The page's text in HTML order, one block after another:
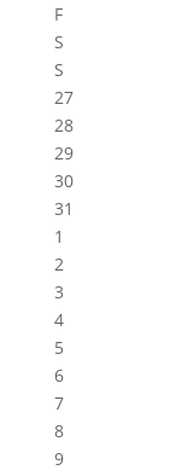
F
S
S
27
28
29
30
31
1
2
3
4
5
6
7
8
9